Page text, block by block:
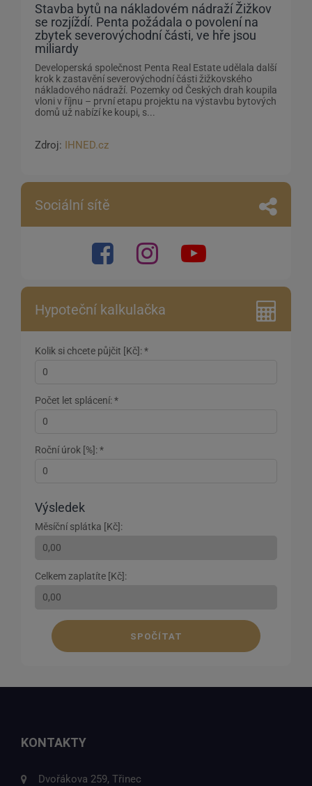
Stavba bytů na nákladovém nádraží Žižkov
se rozjíždí. Penta požádala o povolení na
zbytek severovýchodní části, ve hře jsou
miliardy
Developerská společnost Penta Real Estate udělala další
krok k zastavění severovýchodní části žižkovského
nákladového nádraží. Pozemky od Českých drah koupila
vloni v říjnu – první etapu projektu na výstavbu bytových
domů už nabízí ke koupi, s...
Zdroj: IHNED.cz
Sociální sítě
Hypoteční kalkulačka
Kolik si chcete půjčit [Kč]: *
Počet let splácení: *
Roční úrok [%]: *
Výsledek
Měsíční splátka [Kč]:
Celkem zaplatíte [Kč]:
SPOČÍTAT
KONTAKTY
Dvořákova 259, Třinec